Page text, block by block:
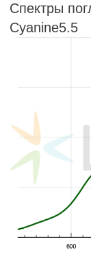
Спектры
Cyanine5.5